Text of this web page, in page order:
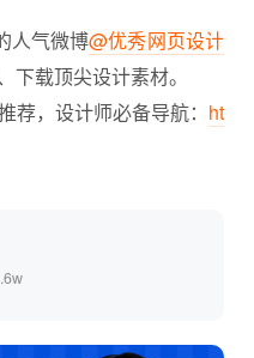
人气微博@优秀网页设计
下载顶尖设计素材。
荐，设计师必备导航： ht